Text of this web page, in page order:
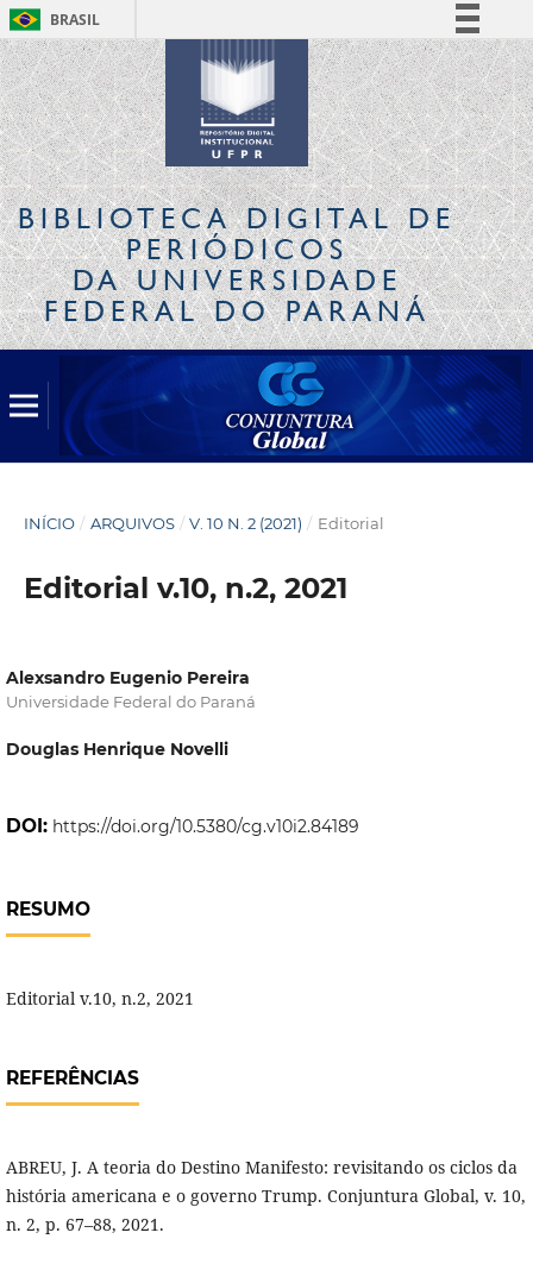
BRASIL
Simplifique!
Comunica BR
Participe
Acesso à informação
Legislação
Canais
BIBLIOTECA DIGITALDE
PERIÓDICOS
DA UNIVERSIDADE
FEDERAL DO PARANÁ
INÍCIO / ARQUIVOS / V. 10 N. 2 (2021) / Editorial
Editorial v.10, n.2, 2021
Alexsandro Eugenio Pereira
Universidade Federal do Paraná
Douglas Henrique Novelli
DOI: https://doi.org/10.5380/cg.v10i2.84189
RESUMO
Editorial v.10, n.2, 2021
REFERÊNCIAS
ABREU, J. A teoria do Destino Manifesto: revisitando os ciclos da
história americana e o governo Trump. Conjuntura Global, v. 10,
n. 2, p. 67–88, 2021.